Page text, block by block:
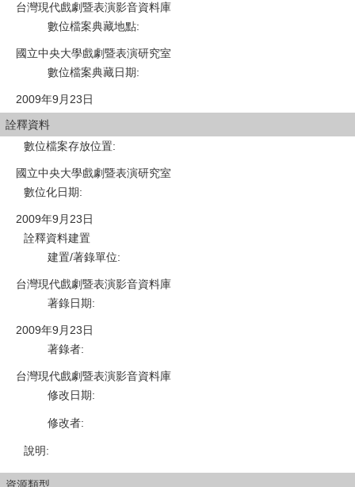
台灣現代戲劇暨表演影音資料庫
數位檔案典藏地點:
國立中央大學戲劇暨表演研究室
數位檔案典藏日期:
2009年9月23日
詮釋資料
數位檔案存放位置:
國立中央大學戲劇暨表演研究室
數位化日期:
2009年9月23日
詮釋資料建置
建置/著錄單位:
台灣現代戲劇暨表演影音資料庫
著錄日期:
2009年9月23日
著錄者:
台灣現代戲劇暨表演影音資料庫
修改日期:
修改者:
說明: